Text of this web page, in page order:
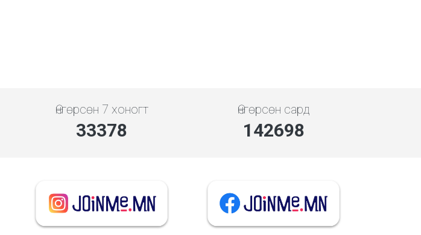
Өнгөрсөн 7 хоногт
33378
Өнгөрсөн сард
142698